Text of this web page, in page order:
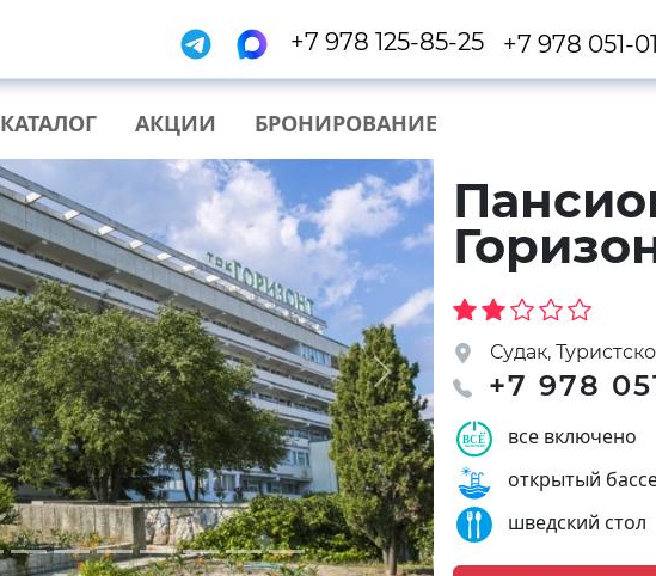
+7 978 125-85-25 +7 978 051-
КАТАЛОГ АКЦИИ БРОНИРОВАНИЕ
Next
Судак,
+7 978
все включено
открытый
шведский стол